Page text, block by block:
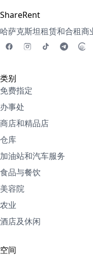
ShareRent
哈萨克斯坦租赁和合租商
类别
免费指定
办事处
商店和精品店
仓库
加油站和汽车服务
食品与餐饮
美容院
农业
酒店及休闲
空间